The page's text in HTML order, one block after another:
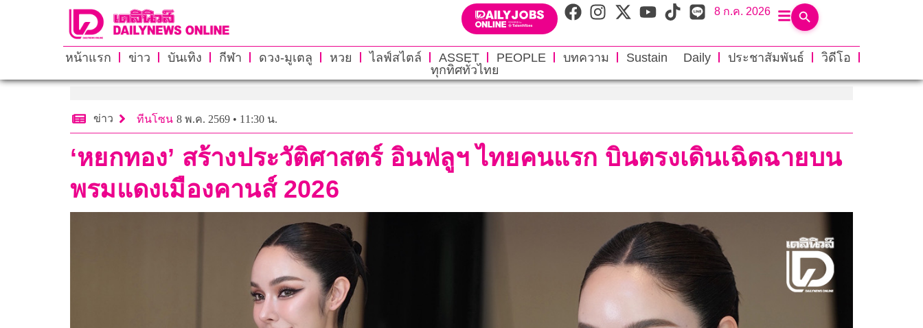
8 ก.ค. 2026
หน้าแรก ข่าว บันเทิง กีฬา ดวง-มูเตลู หวย ไลฟ์สไตล์ ASSET PEOPLE บทความ Sustain Daily ประชาสัมพันธ์
วิดีโอ
ทุกทิศทั่วไทย
ข่าว ทีนโซน 8 พ.ค. 2569 • 11:30 น.
‘หยกทอง’ สร้างประวัติศาสตร์ อินฟลูฯ ไทยคนแรก บินตรงเดินเฉิดฉายบน
พรมแดงเมืองคานส์ 2026